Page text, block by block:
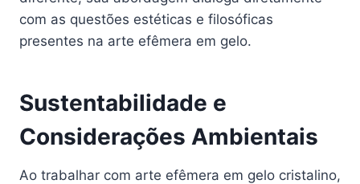
com as questões estéticas e filosóficas
presentes na arte efêmera em gelo.
Sustentabilidade e
Considerações Ambientais
Ao trabalhar com arte efêmera em gelo cristalino,